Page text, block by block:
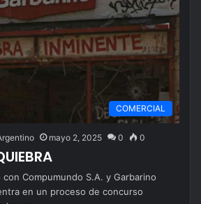
COMERCIAL
mayo 2, 2025 0 0
Compumundo S.A. y Garbarino
en un proceso de concurso